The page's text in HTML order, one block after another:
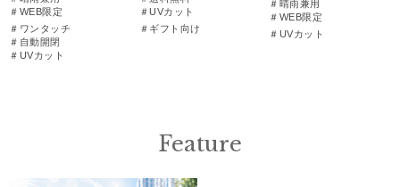
＃WEB限定
＃ワンタッチ
＃自動開閉
＃UVカット
＃UVカット
＃ギフト向け
＃晴雨兼用
＃WEB限定
＃UVカット
Feature